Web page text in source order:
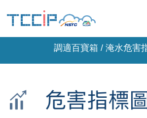
調適百寶箱 / 淹水危害